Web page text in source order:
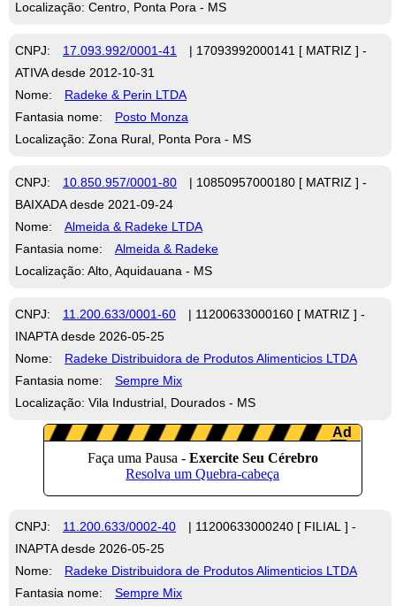
Localização: Centro, Ponta Pora - MS
CNPJ: 17.093.992/0001-41
| 17093992000141 [ MATRIZ ] -
ATIVA desde 2012-10-31
Nome:
Radeke & Perin LTDA
Fantasia nome:
Posto Monza
Localização: Zona Rural, Ponta Pora - MS
CNPJ: 10.850.957/0001-80
| 10850957000180 [ MATRIZ ] -
BAIXADA desde 2021-09-24
Nome:
Almeida & Radeke LTDA
Fantasia nome:
Almeida & Radeke
Localização: Alto, Aquidauana - MS
CNPJ: 11.200.633/0001-60
| 11200633000160 [ MATRIZ ] -
INAPTA desde 2026-05-25
Nome:
Radeke Distribuidora de Produtos Alimenticios LTDA
Fantasia nome:
Sempre Mix
Localização: Vila Industrial, Dourados - MS
CNPJ: 11.200.633/0002-40
| 11200633000240 [ FILIAL ] -
INAPTA desde 2026-05-25
Nome:
Radeke Distribuidora de Produtos Alimenticios LTDA
Fantasia nome:
Sempre Mix